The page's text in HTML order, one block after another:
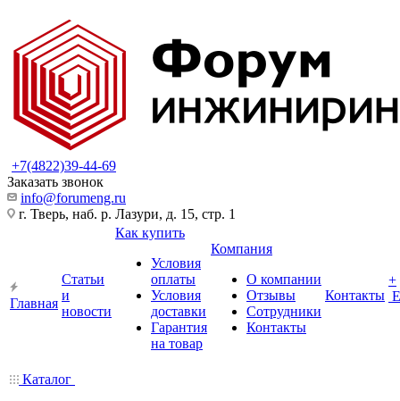
+7(4822)39-44-69
Заказать звонок
info@forumeng.ru
г. Тверь, наб. р. Лазури, д. 15, стр. 1
Главная
Статьи
и
новости
Как купить
Условия
оплаты
Условия
доставки
Гарантия
на товар
Компания
О компании
Отзывы
Сотрудники
Контакты
Контакты
+
Каталог